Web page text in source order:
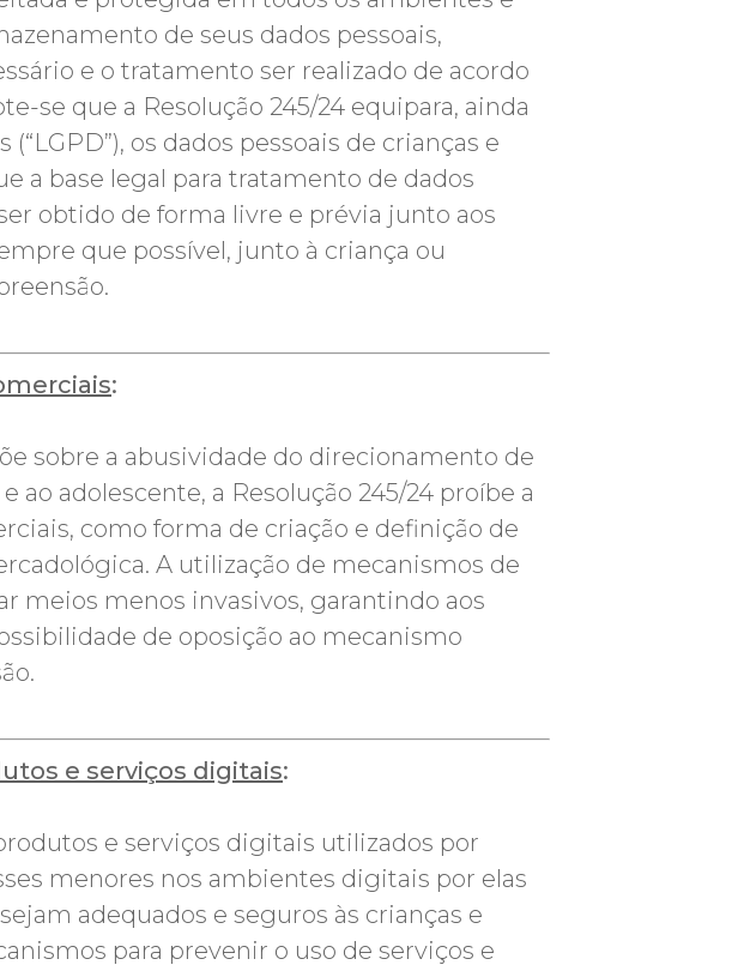
de seus dados pessoais,
e o tratamento ser realizado de acordo
se que a Resolução 245/24 equipara, ainda
os dados pessoais de crianças e
a base legal para tratamento de dados
obtido de forma livre e prévia junto aos
que possível, junto à criança ou
:
sobre a abusividade do direcionamento de
adolescente, a Resolução 245/24 proíbe a
como forma de criação e definição de
A utilização de mecanismos de
meios menos invasivos, garantindo aos
de oposição ao mecanismo
e serviços digitais:
e serviços digitais utilizados por
menores nos ambientes digitais por elas
adequados e seguros às crianças e
para prevenir o uso de serviços e